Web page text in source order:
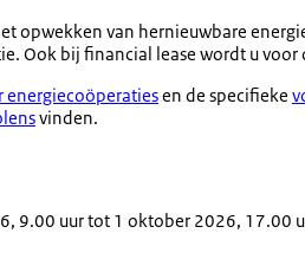
opwekken van hernieuwbare
bij financial lease wordt u voor
energiecoöperatiesen de specifieke
vinden.
9.00 uur tot 1 oktober 2026, 17.00